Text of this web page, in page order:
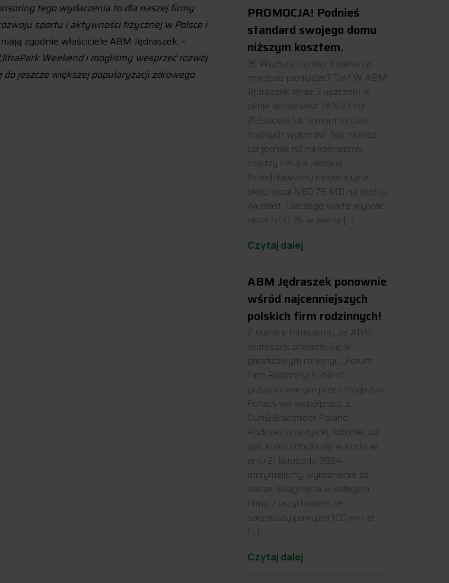
tego wydarzenia to dla naszej firmy
sportu i aktywności fizycznej w Polsce i
zgodnie właściciele ABM Jędraszek. –
Weekend i mogliśmy wesprzeć rozwój
jeszcze większej popularyzacji zdrowego
PROMOCJA! Podnieś
standard swojego domu
niższym kosztem.
🚨 Wyższy standard domu za
mniejsze pieniądze? Tak! W ABM
Jędraszek teraz 3 uszczelki w
oknie dostaniesz TANIEJ niż
2!Budowa lub remont to czas
trudnych wyborów. Nie musisz
już jednak iść na kompromis
między ceną a jakością.
Przedstawiamy innowacyjne
okno Ideal NEO 76 MD na profilu
Aluplast. Dlaczego warto wybrać
okna NEO 76 w wersji […]
Czytaj dalej
ABM Jędraszek ponownie
wśród najcenniejszych
polskich firm rodzinnych!
Z dumą informujemy, że ABM
Jędraszek znalazło się w
prestiżowym rankingu „Forum
Firm Rodzinnych 2024”
przygotowanym przez magazyn
Forbes we współpracy z
Dun&Bradstreet Poland.
Podczas uroczystej, siódmej już
gali, która odbyła się w Łodzi w
dniu 21 listopada 2024
otrzymaliśmy wyróżnienie za
nasze osiągnięcia w kategorii
firmy z przychodem ze
sprzedaży powyżej 100 mln zł.
[…]
Czytaj dalej